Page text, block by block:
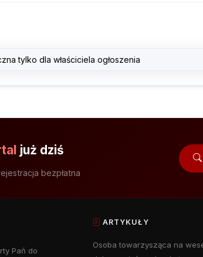
tylko dla właściciela ogłoszenia
już dziś
bezpłatna
Pań do
ARTYKUŁY
Osoba towarzysząca na